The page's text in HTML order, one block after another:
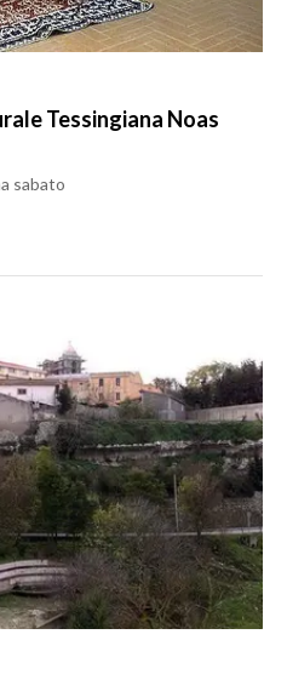
Tessingiana Noas
sabato